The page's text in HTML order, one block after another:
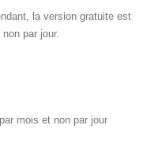
la version gratuite est
par jour.
mois et non par jour